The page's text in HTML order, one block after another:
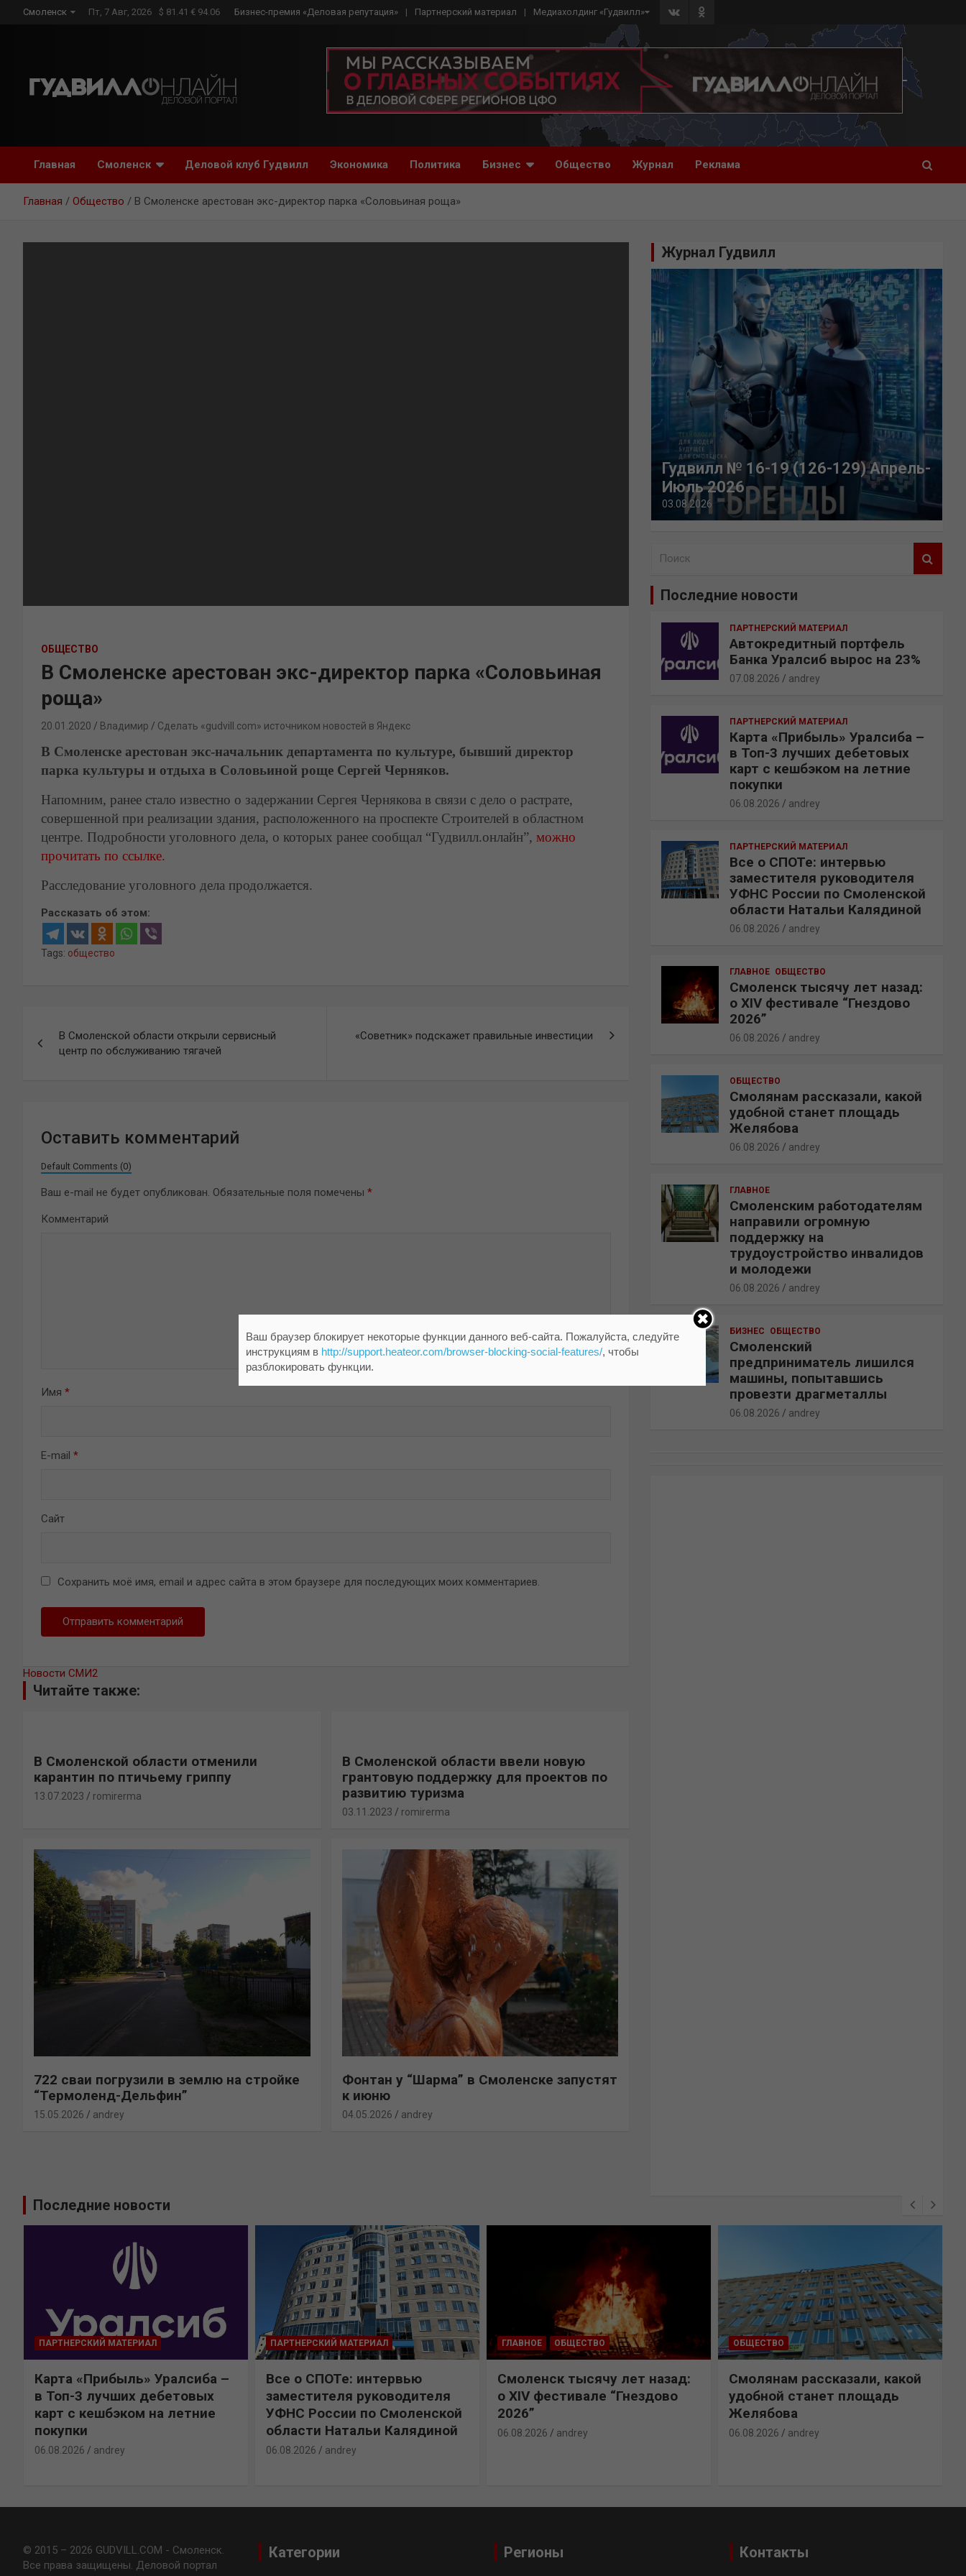
Смоленск Пт, 7 Авг, 2026 $ 81.41 € 94.06 Бизнес-премия «Деловая репутация» Партнерский материал Медиахолдинг «Гудвилл»
Главная Смоленск Деловой клуб Гудвилл Экономика Политика Бизнес Общество Журнал Реклама
Главная Общество В Смоленске арестован экс-директор парка «Соловьиная роща»
ОБЩЕСТВО
В Смоленске арестован экс-директор парка «Соловьиная
роща»
20.01.2020 Владимир Сделать «gudvill.com» источником новостей в Яндекс
В Смоленске арестован экс-начальник департамента по культуре, бывший директор
парка культуры и отдыха в Соловьиной роще Сергей Черняков.
Напомним, ранее стало известно о задержании Сергея Чернякова в связи с дело о растрате,
совершенной при реализации здания, расположенного на проспекте Строителей в областном
центре. Подробности уголовного дела, о которых ранее сообщал “Гудвилл.онлайн”, можно
прочитать по ссылке.
Расследование уголовного дела продолжается.
Рассказать об этом:
Tags: общество
по
В Смоленской области открыли сервисный
центр по обслуживанию тягачей
«Советник» подскажет правильные инвестиции
Оставить комментарий
Default Comments (0)
Ваш e-mail не будет опубликован. Обязательные поля помечены *
Комментарий
Имя *
E-mail *
Сайт
Сохранить моё имя, email и адрес сайта в этом браузере для последующих моих комментариев.
Новости СМИ2
Читайте также:
В Смоленской области отменили
карантин по птичьему гриппу
13.07.2023 romirerma
В Смоленской области ввели новую
грантовую поддержку для проектов по
развитию туризма
03.11.2023 romirerma
722 сваи погрузили в землю на стройке
“Термоленд-Дельфин”
15.05.2026 andrey
Фонтан у “Шарма” в Смоленске запустят
к июню
04.05.2026 andrey
Журнал Гудвилл
Гудвилл № 16-19 (126-129) Апрель-
Июль 2026
03.08.2026
Последние новости
ПАРТНЕРСКИЙ МАТЕРИАЛ
Автокредитный портфель
Банка Уралсиб вырос на 23%
07.08.2026 andrey
ПАРТНЕРСКИЙ МАТЕРИАЛ
Карта «Прибыль» Уралсиба –
в Топ-3 лучших дебетовых
карт с кешбэком на летние
покупки
06.08.2026 andrey
ПАРТНЕРСКИЙ МАТЕРИАЛ
Все о СПОТе: интервью
заместителя руководителя
УФНС России по Смоленской
области Натальи Калядиной
06.08.2026 andrey
ГЛАВНОЕ ОБЩЕСТВО
Смоленск тысячу лет назад:
о XIV фестивале “Гнездово
2026”
06.08.2026 andrey
ОБЩЕСТВО
Смолянам рассказали, какой
удобной станет площадь
Желябова
06.08.2026 andrey
ГЛАВНОЕ
Смоленским работодателям
направили огромную
поддержку на
трудоустройство инвалидов
и молодежи
06.08.2026 andrey
БИЗНЕС ОБЩЕСТВО
Смоленский
предприниматель лишился
машины, попытавшись
провезти драгметаллы
06.08.2026 andrey
Последние новости
ПАРТНЕРСКИЙ МАТЕРИАЛ
Карта «Прибыль» Уралсиба –
в Топ-3 лучших дебетовых
карт с кешбэком на летние
покупки
06.08.2026 andrey
ПАРТНЕРСКИЙ МАТЕРИАЛ
Все о СПОТе: интервью
заместителя руководителя
УФНС России по Смоленской
области Натальи Калядиной
06.08.2026 andrey
ГЛАВНОЕ ОБЩЕСТВО
Смоленск тысячу лет назад:
о XIV фестивале “Гнездово
2026”
06.08.2026 andrey
ОБЩЕСТВО
Смолянам рассказали, какой
удобной станет площадь
Желябова
06.08.2026 andrey
© 2015 – 2026 GUDVILL.COM - Смоленск.
Все права защищены. Деловой портал
Категории Регионы Контакты
Ваш браузер блокирует некоторые функции данного веб-сайта. Пожалуйста, следуйте
инструкциям в http://support.heateor.com/browser-blocking-social-features/, чтобы
разблокировать функции.